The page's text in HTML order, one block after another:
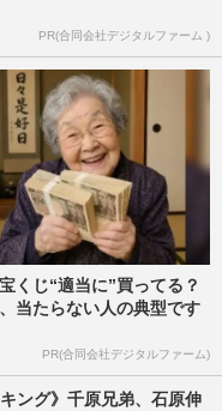
PR(合同会社デジタルファーム )
くじ“適当に”買ってる？
当たらない人の典型です
PR(合同会社デジタルファーム)
ング》千原兄弟、石原伸